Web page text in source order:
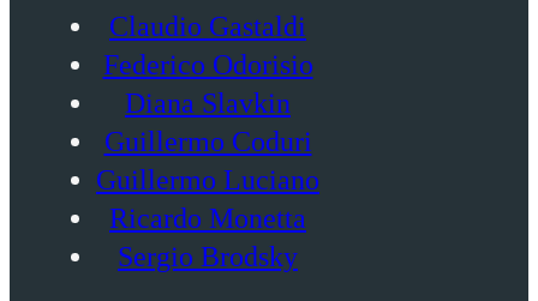
Claudio Gastaldi
Federico Odorisio
Diana Slavkin
Guillermo Coduri
Guillermo Luciano
Ricardo Monetta
Sergio Brodsky